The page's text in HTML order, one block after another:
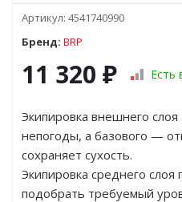
Артикул: 4541740990
Бренд: BRP
11 320 ₽ Есть
Экипировка внешнего
непогоды, а базового —
сохраняет сухость.
Экипировка среднего слоя
подобрать требуемый